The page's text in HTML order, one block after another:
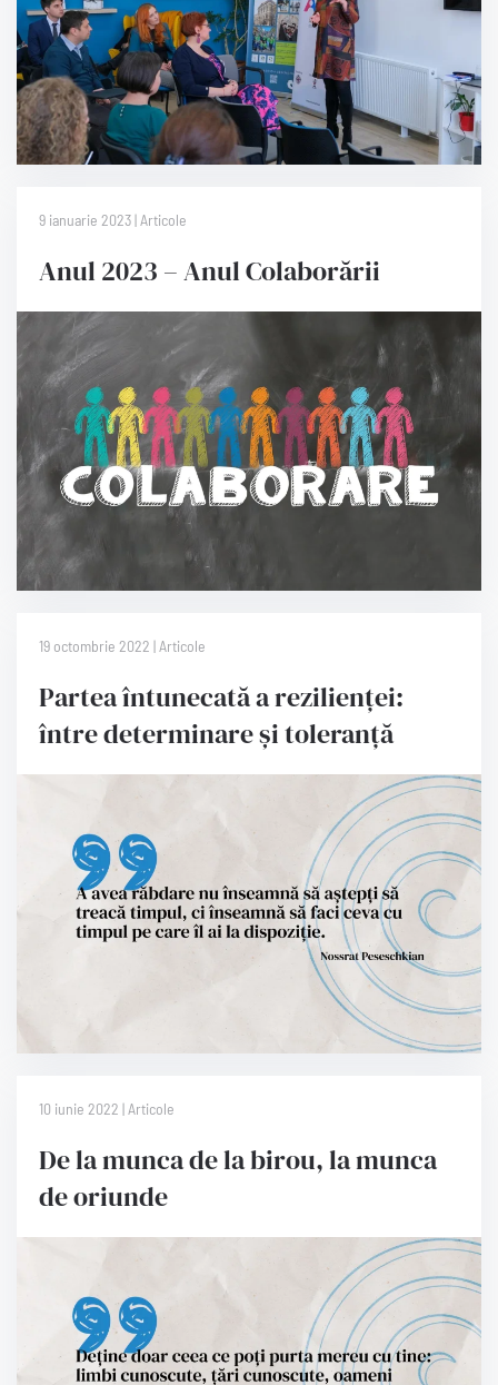
9 ianuarie 2023 | Articole
Anul 2023 – Anul Colaborării
19 octombrie 2022 | Articole
Partea întunecată a rezilienței:
între determinare și toleranță
10 iunie 2022 | Articole
De la munca de la birou, la munca
de oriunde